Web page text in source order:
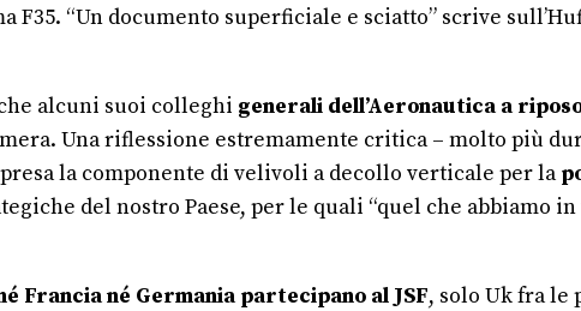
“Un documento superficiale e sciatto” scrive
alcuni suoi colleghi generali dell’Aeronautica a
Una riflessione estremamente critica – molto più
la componente di velivoli a decollo verticale per la
del nostro Paese, per le quali “quel che abbiamo
Francia né Germania partecipano al JSF, solo Uk fra le